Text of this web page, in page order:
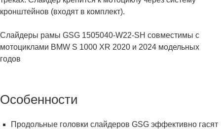
кронштейнов (входят в комплект).
Слайдеры рамы GSG 1505040-W22-SH совместимы с
мотоциклами BMW S 1000 XR 2020 и 2024 модельных
годов
Особенности
Продольные головки слайдеров GSG эффективно гасят